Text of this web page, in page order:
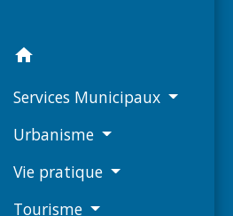
home
Services Municipaux
Urbanisme
Vie pratique
Tourisme